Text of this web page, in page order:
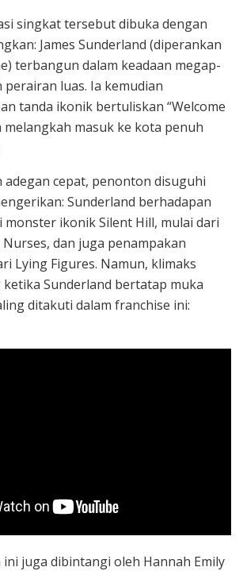
singkat tersebut dibuka dengan
James Sunderland (diperankan
terbangun dalam keadaan megap-
perairan luas. Ia kemudian
tanda ikonik bertuliskan “Welcome
melangkah masuk ke kota penuh
adegan cepat, penonton disuguhi
Sunderland berhadapan
monster ikonik Silent Hill, mulai dari
dan juga penampakan
Lying Figures. Namun, klimaks
Sunderland bertatap muka
ditakuti dalam franchise ini:
ini juga dibintangi oleh Hannah Emily